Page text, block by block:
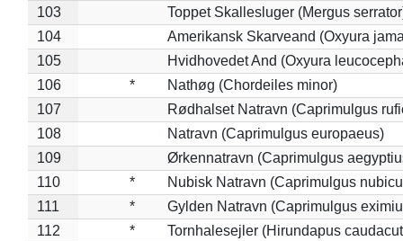
103
Toppet Skallesluger (Mergus
104
Amerikansk Skarveand (Oxyura
105
Hvidhovedet And (Oxyura
106
*
Nathøg (Chordeiles minor)
107
Rødhalset Natravn (Caprimulgus
108
Natravn (Caprimulgus europaeus)
109
Ørkennatravn (Caprimulgus
110
*
Nubisk Natravn (Caprimulgus
111
*
Gylden Natravn (Caprimulgus
112
*
Tornhalesejler (Hirundapus